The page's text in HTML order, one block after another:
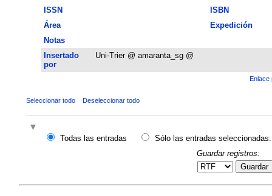
ISSN
ISBN
Área
Expedición
Notas
Insertado
por
Uni-Trier @ amaranta_sg @
Enlace
Seleccionar todo Deseleccionar todo
Todas las entradas
Sólo las entradas seleccionadas:
Guardar registros:
Guardar